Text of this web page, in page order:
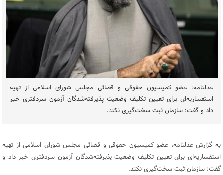
عدلنامه: عضو کمیسیون حقوقی و قضائی مجلس شورای اسلامی از تهیه
استفساریه‌ای برای تعیین تکلیف وضعیت پذیرفته‌شدگان آزمون سردفتری خبر
داد و گفت: سازمان ثبت سخت‌گیری نکند.
به گزارش عدلنامه، عضو کمیسیون حقوقی و قضائی مجلس شورای اسلامی از تهیه
استفساریه‌ای برای تعیین تکلیف وضعیت پذیرفته‌شدگان آزمون سردفتری خبر داد و
گفت: سازمان ثبت سخت‌گیری نکند.